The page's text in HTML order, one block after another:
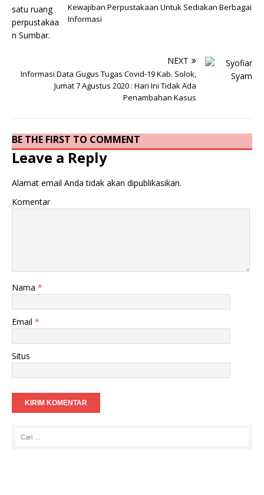
Kewajiban Perpustakaan Untuk Sediakan Berbagai
Informasi
NEXT
Informasi Data Gugus Tugas Covid-19 Kab. Solok,
Jumat 7 Agustus 2020 : Hari Ini Tidak Ada
Penambahan Kasus
BE THE FIRST TO COMMENT
Leave a Reply
Alamat email Anda tidak akan dipublikasikan.
Komentar
Nama *
Email *
Situs